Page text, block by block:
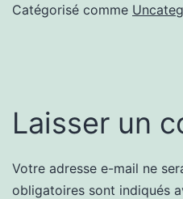
Catégorisé comme
Laisser un
Votre adresse e-mail ne
obligatoires sont indiqués